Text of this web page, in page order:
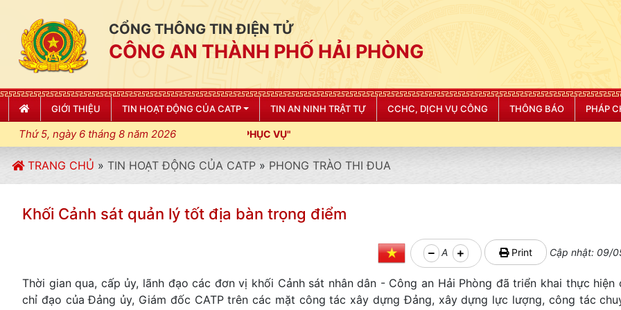
CỔNG THÔNG TIN ĐIỆN TỬ
CÔNG AN THÀNH PHỐ HẢI PHÒNG
GIỚI THIỆU TIN HOẠT ĐỘNG CỦA CATP TIN AN NINH TRẬT TỰ CCHC, DỊCH VỤ CÔNG THÔNG BÁO PHÁP
Thứ 5, ngày 6 tháng 8 năm 2026
TRANG CHỦ » TIN HOẠT ĐỘNG CỦA CATP » PHONG TRÀO THI ĐUA
Khối Cảnh sát quản lý tốt địa bàn trọng điểm
A Print Cập nhật: 09/
Thời gian qua, cấp ủy, lãnh đạo các đơn vị khối Cảnh sát nhân dân - Công an Hải Phòng đã triển khai thực hiện
chỉ đạo của Đảng ủy, Giám đốc CATP trên các mặt công tác xây dựng Đảng, xây dựng lực lượng, công tác